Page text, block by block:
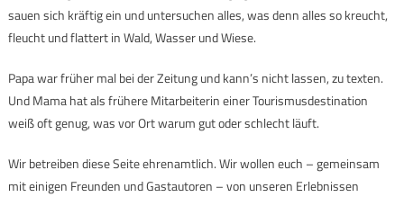
sauen sich kräftig ein und untersuchen alles, was denn alles so kreucht,
fleucht und flattert in Wald, Wasser und Wiese.
Papa war früher mal bei der Zeitung und kann’s nicht lassen, zu texten.
Und Mama hat als frühere Mitarbeiterin einer Tourismusdestination
weiß oft genug, was vor Ort warum gut oder schlecht läuft.
Wir betreiben diese Seite ehrenamtlich. Wir wollen euch – gemeinsam
mit einigen Freunden und Gastautoren – von unseren Erlebnissen